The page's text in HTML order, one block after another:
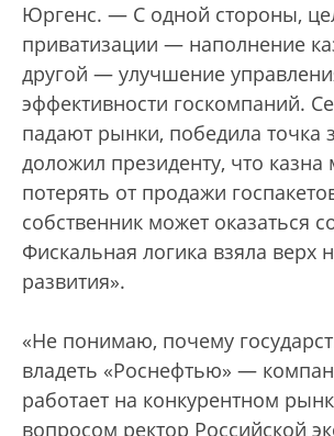
Юргенс. — С одной стороны,
приватизации — наполнение
другой — улучшение
эффективности госкомпаний.
падают рынки, победила точка
доложил президенту, что казна
потерять от продажи
собственник может оказаться
Фискальная логика взяла верх
развития».
«Не понимаю, почему
владеть «Роснефтью» —
работает на конкурентном
вопросом ректор Российской